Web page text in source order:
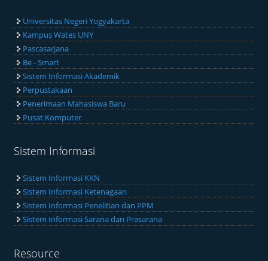
Universitas Negeri Yogyakarta
Kampus Wates UNY
Pascasarjana
Be - Smart
Sistem Informasi Akademik
Perpustakaan
Penerimaan Mahasiswa Baru
Pusat Komputer
Sistem Informasi
Sistem Informasi KKN
Sistem Informasi Ketenagaan
Sistem Informasi Penelitian dan PPM
Sistem Informasi Sarana dan Prasarana
Resource